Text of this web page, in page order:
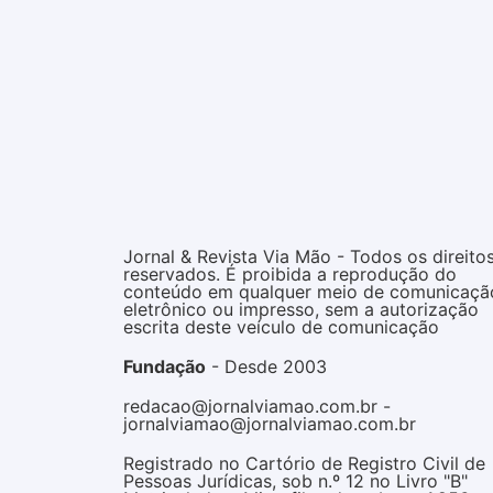
Jornal & Revista Via Mão - Todos os
reservados. É proibida a reprodução do
conteúdo em qualquer meio de
eletrônico ou impresso, sem a autorização
escrita deste veículo de comunicação
Fundação - Desde 2003
redacao@jornalviamao.com.br -
jornalviamao@jornalviamao.com.br
Registrado no Cartório de Registro Civil de
Pessoas Jurídicas, sob n.º 12 no Livro "B"